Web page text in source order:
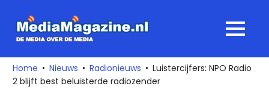
naar
media
over
de
MENU
Home Nieuws Radionieuws
Luistercijfers: NPO Radio
2 blijft best beluisterde radiozender